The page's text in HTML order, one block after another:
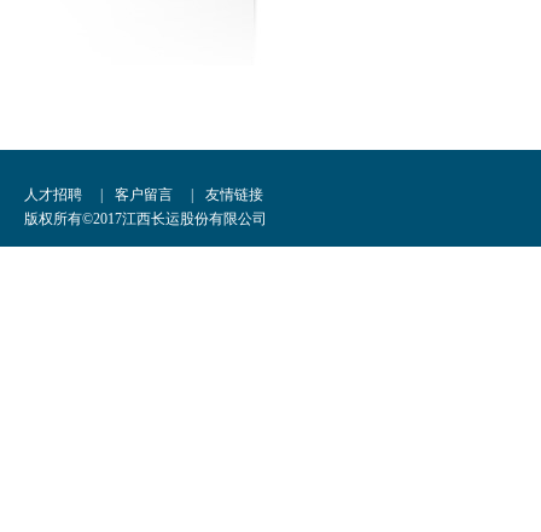
人才招聘 客户留言
友情链接
版权所有©2017江西长运股份有限公司